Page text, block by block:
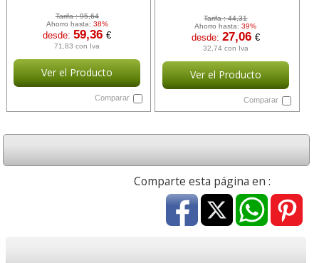
Tarifa :95,64
Ahorro hasta: 38%
desde:59,36€
71,83 con Iva
Ver el Producto
Comparar
Tarifa :44,31
Ahorro hasta:39%
desde: 27,06 €
32,74 con Iva
Ver el Producto
Comparar
Comparte esta página en :